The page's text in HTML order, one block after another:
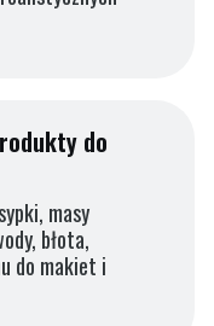
do
masy
błota,
do makiet i